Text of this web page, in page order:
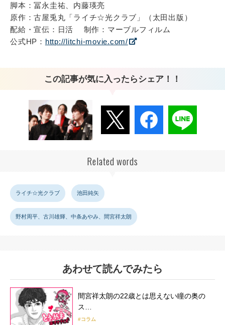
脚本：冨永圭祐、内藤瑛亮
原作：古屋兎丸「ライチ☆光クラブ」（太田出版）
配給・宣伝：日活 制作：マーブルフィルム
公式HP： http://litchi-movie.com/
この記事が気に入ったらシェア！！
Related words
ライチ☆光クラブ 池田純矢
野村周平、古川雄輝、中条あやみ、間宮祥太朗
あわせて読んでみたら
間宮祥太朗の22歳とは思えない瞳の奥の
ス…
#コラム